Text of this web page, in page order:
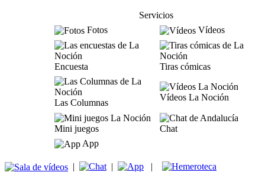
Servicios
Fotos
Vídeos
Encuesta Tiras cómicas
Las Columnas
Vídeos La Noción
Mini juegos
Chat
App
| | |